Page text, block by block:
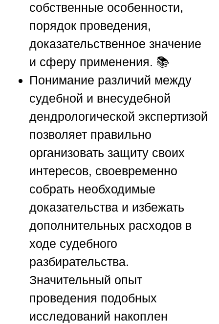
собственные особенности,
порядок проведения,
доказательственное значение
и сферу применения. 📚
Понимание различий между
судебной и внесудебной
дендрологической экспертизой
позволяет правильно
организовать защиту своих
интересов, своевременно
собрать необходимые
доказательства и избежать
дополнительных расходов в
ходе судебного
разбирательства.
Значительный опыт
проведения подобных
исследований накоплен